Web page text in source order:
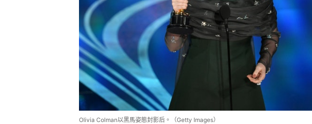
Olivia Colman以黑馬姿態封影后。（Getty Images）